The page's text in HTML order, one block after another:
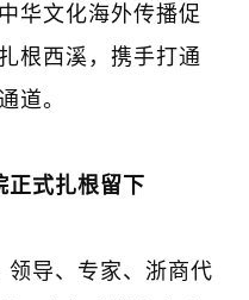
华文化海外传播促
根西溪，携手打通
道。
正式扎根留下
导、专家、浙商代